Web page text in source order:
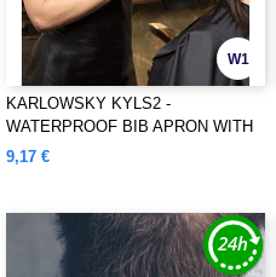
W1
KARLOWSKY KYLS2 -
WATERPROOF BIB APRON WITH
BUCKLE
9,17 €